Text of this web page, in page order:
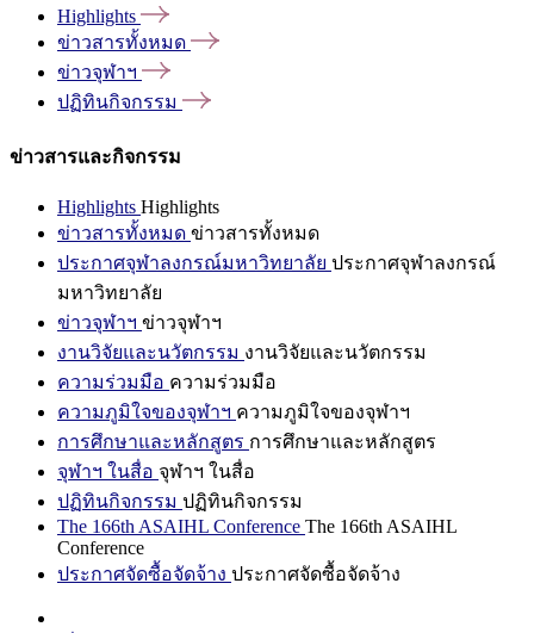
Highlights
ข่าวสารทั้งหมด
ข่าวจุฬาฯ
ปฏิทินกิจกรรม
ข่าวสารและกิจกรรม
Highlights Highlights
ข่าวสารทั้งหมด ข่าวสารทั้งหมด
ประกาศจุฬาลงกรณ์มหาวิทยาลัย ประกาศจุฬาลงกรณ์
มหาวิทยาลัย
ข่าวจุฬาฯ ข่าวจุฬาฯ
งานวิจัยและนวัตกรรม งานวิจัยและนวัตกรรม
ความร่วมมือ ความร่วมมือ
ความภูมิใจของจุฬาฯ ความภูมิใจของจุฬาฯ
การศึกษาและหลักสูตร การศึกษาและหลักสูตร
จุฬาฯ ในสื่อ จุฬาฯ ในสื่อ
ปฏิทินกิจกรรม ปฏิทินกิจกรรม
The 166th ASAIHL Conference The 166th ASAIHL
Conference
ประกาศจัดซื้อจัดจ้าง ประกาศจัดซื้อจัดจ้าง